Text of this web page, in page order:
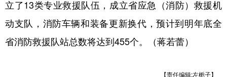
立了13类专业救援队伍，成立省应急（消防）救援机
动支队，消防车辆和装备更新换代，预计到明年底全
省消防救援队站总数将达到455个。（蒋若蕾）
【责任编辑:左栀子】